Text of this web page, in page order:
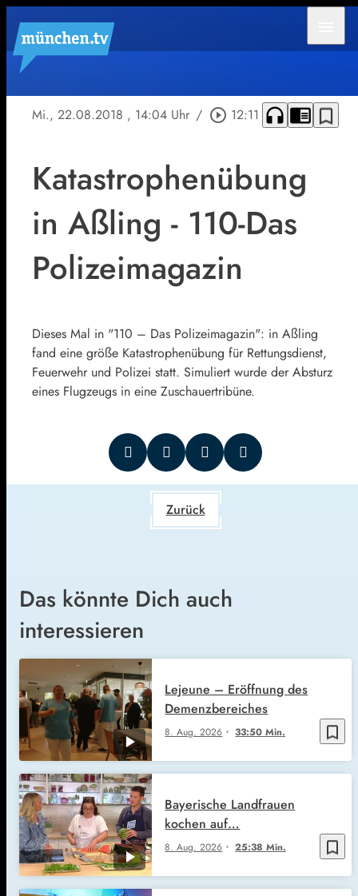
Mi., 22.08.2018 , 14:04 Uhr / play_circle_outline 12:11 headphones chrome_reader_mode bookmark_border
Katastrophenübung
in Aßling - 110-Das
Polizeimagazin
Dieses Mal in "110 – Das Polizeimagazin": in Aßling
fand eine größe Katastrophenübung für Rettungsdienst,
Feuerwehr und Polizei statt. Simuliert wurde der Absturz
eines Flugzeugs in eine Zuschauertribüne.
Zurück
Das könnte Dich auch
interessieren
bookmark_border
8. Aug. 2026 33:50 Min.
Lejeune – Eröffnung des
Demenzbereiches
bookmark_border
8. Aug. 2026 25:38 Min.
Bayerische Landfrauen
kochen auf…